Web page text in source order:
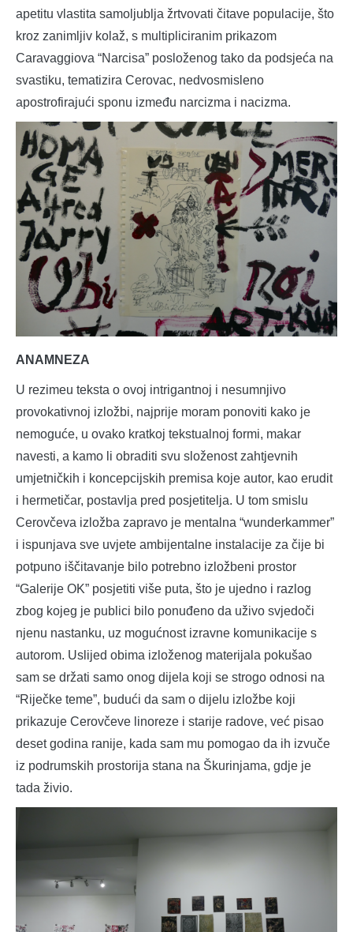
apetitu vlastita samoljublja žrtvovati čitave populacije, što
kroz zanimljiv kolaž, s multipliciranim prikazom
Caravaggiova “Narcisa” posloženog tako da podsjeća na
svastiku, tematizira Cerovac, nedvosmisleno
apostrofirajući sponu između narcizma i nacizma.
ANAMNEZA
U rezimeu teksta o ovoj intrigantnoj i nesumnjivo
provokativnoj izložbi, najprije moram ponoviti kako je
nemoguće, u ovako kratkoj tekstualnoj formi, makar
navesti, a kamo li obraditi svu složenost zahtjevnih
umjetničkih i koncepcijskih premisa koje autor, kao erudit
i hermetičar, postavlja pred posjetitelja. U tom smislu
Cerovčeva izložba zapravo je mentalna “wunderkammer”
i ispunjava sve uvjete ambijentalne instalacije za čije bi
potpuno iščitavanje bilo potrebno izložbeni prostor
“Galerije OK” posjetiti više puta, što je ujedno i razlog
zbog kojeg je publici bilo ponuđeno da uživo svjedoči
njenu nastanku, uz mogućnost izravne komunikacije s
autorom. Uslijed obima izloženog materijala pokušao
sam se držati samo onog dijela koji se strogo odnosi na
“Riječke teme”, budući da sam o dijelu izložbe koji
prikazuje Cerovčeve linoreze i starije radove, već pisao
deset godina ranije, kada sam mu pomogao da ih izvuče
iz podrumskih prostorija stana na Škurinjama, gdje je
tada živio.